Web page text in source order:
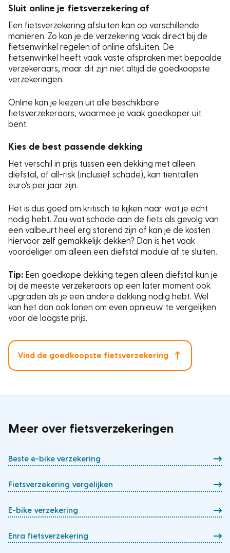
Sluit online je fietsverzekering af
Een fietsverzekering afsluiten kan op verschillende
manieren. Zo kan je de verzekering vaak direct bij de
fietsenwinkel regelen of online afsluiten. De
fietsenwinkel heeft vaak vaste afspraken met bepaalde
verzekeraars, maar dit zijn niet altijd de goedkoopste
verzekeringen.
Online kan je kiezen uit alle beschikbare
fietsverzekeraars, waarmee je vaak goedkoper uit
bent.
Kies de best passende dekking
Het verschil in prijs tussen een dekking met alleen
diefstal, of all-risk (inclusief schade), kan tientallen
euro’s per jaar zijn.
Het is dus goed om kritisch te kijken naar wat je echt
nodig hebt. Zou wat schade aan de fiets als gevolg van
een valbeurt heel erg storend zijn of kan je de kosten
hiervoor zelf gemakkelijk dekken? Dan is het vaak
voordeliger om alleen een diefstal module af te sluiten.
Tip: Een goedkope dekking tegen alleen diefstal kun je
bij de meeste verzekeraars op een later moment ook
upgraden als je een andere dekking nodig hebt. Wel
kan het dan ook lonen om even opnieuw te vergelijken
voor de laagste prijs.
Vind de goedkoopste fietsverzekering
Meer over fietsverzekeringen
Beste e-bike verzekering
Fietsverzekering vergelijken
E-bike verzekering
Enra fietsverzekering